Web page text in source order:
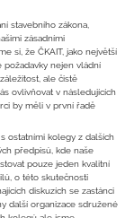
stavebního zákona,
zásadními
si, že ČKAIT, jako největší
požadavky nejen vládní
ale čistě
ovlivňovat v následujících
by měli v první řadě
ostatními kolegy z dalších
předpisů, kde naše
pouze jeden kvalitní
o této skutečnosti
diskuzích se zastánci
další organizace sdružené